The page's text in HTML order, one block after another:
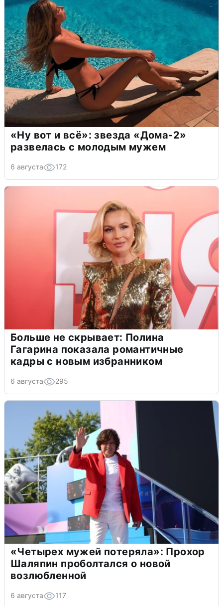
«Ну вот и всё»: звезда «Дома-2»
развелась с молодым мужем
6 августа 172
Больше не скрывает: Полина
Гагарина показала романтичные
кадры с новым избранником
6 августа 295
«Четырех мужей потеряла»: Прохор
Шаляпин проболтался о новой
возлюбленной
6 августа 117